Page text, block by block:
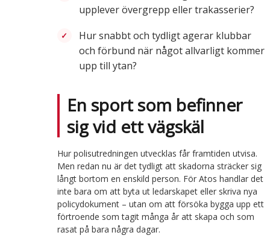
upplever övergrepp eller trakasserier?
Hur snabbt och tydligt agerar klubbar
och förbund när något allvarligt kommer
upp till ytan?
En sport som befinner
sig vid ett vägskäl
Hur polisutredningen utvecklas får framtiden utvisa.
Men redan nu är det tydligt att skadorna sträcker sig
långt bortom en enskild person. För Atos handlar det
inte bara om att byta ut ledarskapet eller skriva nya
policydokument – utan om att försöka bygga upp ett
förtroende som tagit många år att skapa och som
rasat på bara några dagar.